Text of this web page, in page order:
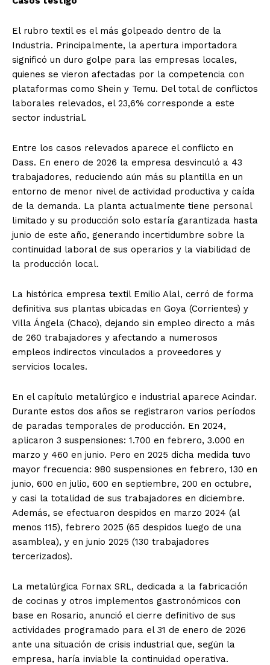
El rubro textil es el más golpeado dentro de la
Industria. Principalmente, la apertura importadora
significó un duro golpe para las empresas locales,
quienes se vieron afectadas por la competencia con
plataformas como Shein y Temu. Del total de conflictos
laborales relevados, el 23,6% corresponde a este
sector industrial.
Entre los casos relevados aparece el conflicto en
Dass. En enero de 2026 la empresa desvinculó a 43
trabajadores, reduciendo aún más su plantilla en un
entorno de menor nivel de actividad productiva y caída
de la demanda. La planta actualmente tiene personal
limitado y su producción solo estaría garantizada hasta
junio de este año, generando incertidumbre sobre la
continuidad laboral de sus operarios y la viabilidad de
la producción local.
La histórica empresa textil Emilio Alal, cerró de forma
definitiva sus plantas ubicadas en Goya (Corrientes) y
Villa Ángela (Chaco), dejando sin empleo directo a más
de 260 trabajadores y afectando a numerosos
empleos indirectos vinculados a proveedores y
servicios locales.
En el capítulo metalúrgico e industrial aparece Acindar.
Durante estos dos años se registraron varios períodos
de paradas temporales de producción. En 2024,
aplicaron 3 suspensiones: 1.700 en febrero, 3.000 en
marzo y 460 en junio. Pero en 2025 dicha medida tuvo
mayor frecuencia: 980 suspensiones en febrero, 130 en
junio, 600 en julio, 600 en septiembre, 200 en octubre,
y casi la totalidad de sus trabajadores en diciembre.
Además, se efectuaron despidos en marzo 2024 (al
menos 115), febrero 2025 (65 despidos luego de una
asamblea), y en junio 2025 (130 trabajadores
tercerizados).
La metalúrgica Fornax SRL, dedicada a la fabricación
de cocinas y otros implementos gastronómicos con
base en Rosario, anunció el cierre definitivo de sus
actividades programado para el 31 de enero de 2026
ante una situación de crisis industrial que, según la
empresa, haría inviable la continuidad operativa.